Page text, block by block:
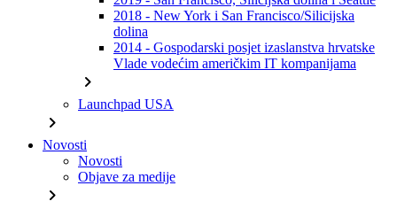
2018 - New York i San Francisco/Silicijska
dolina
2014 - Gospodarski posjet izaslanstva hrvatske
Vlade vodećim američkim IT kompanijama
chevron_right
Launchpad USA
chevron_right
Novosti
Novosti
Objave za medije
chevron_right